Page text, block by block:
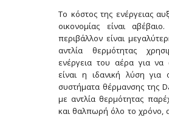
Το κόστος της ενέργειας
οικονομίας είναι
περιβάλλον είναι
αντλία θερμότητας
ενέργεια του αέρα για να
είναι η ιδανική λύση για
συστήματα θέρμανσης της
με αντλία θερμότητας
και θαλπωρή όλο το χρόνο,